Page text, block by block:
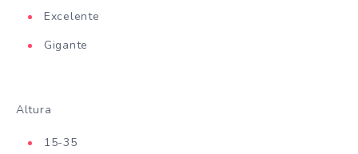
Excelente
Gigante
Altura
15-35